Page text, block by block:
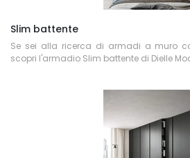
Slim battente
Se sei alla ricerca di armadi a muro
scopri l'armadio Slim battente di Dielle